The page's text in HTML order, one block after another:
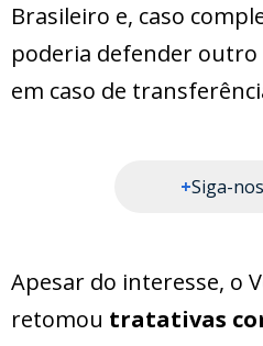
Brasileiro e, caso
poderia defender outro
em caso de
+Siga-
Apesar do interesse, o
retomou tratativas